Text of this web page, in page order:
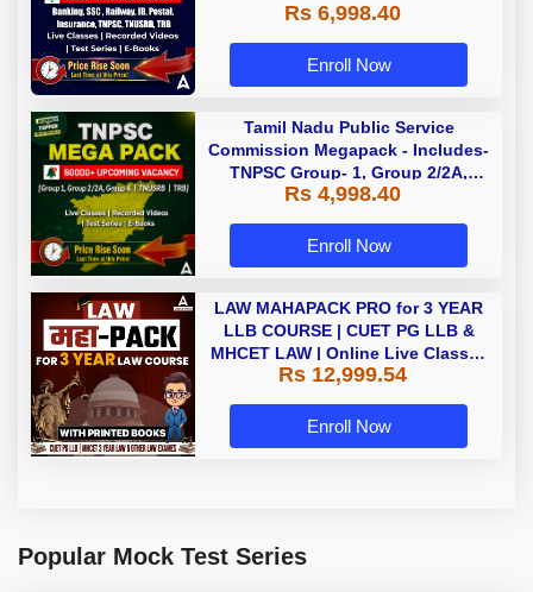
Rs 6,998.40
Enroll Now
Tamil Nadu Public Service
Commission Megapack - Includes-
TNPSC Group- 1, Group 2/2A,
Group 4, TRB & TNUSRB
Rs 4,998.40
Enroll Now
LAW MAHAPACK PRO for 3 YEAR
LLB COURSE | CUET PG LLB &
MHCET LAW | Online Live Classes
with Printed Books by Adda 247
Rs 12,999.54
Enroll Now
Popular Mock Test Series